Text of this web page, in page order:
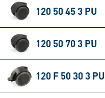
120 50 45 3 PU
120 50 70 3 PU
120 F 50 30 3 PU